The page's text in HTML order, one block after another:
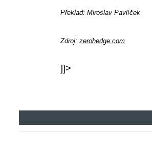
Překlad: Miroslav Pavlíček
Zdroj: zerohedge.com
]]>